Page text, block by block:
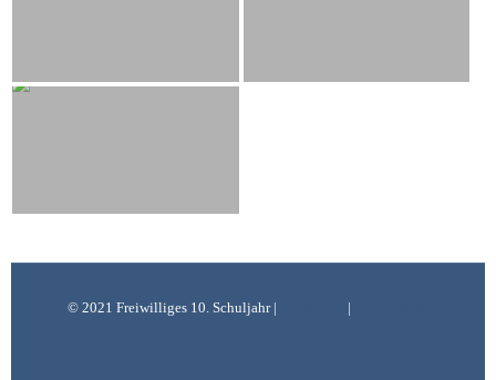
© 2021 Freiwilliges 10. Schuljahr | |